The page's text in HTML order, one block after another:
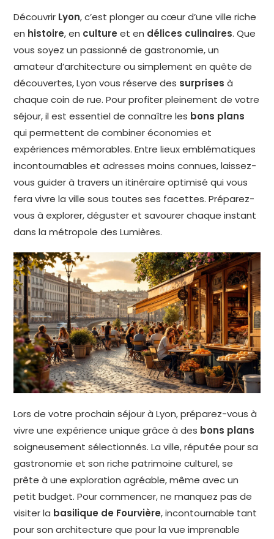
Découvrir Lyon, c’est plonger au cœur d’une ville riche
en histoire, en culture et en délices culinaires. Que
vous soyez un passionné de gastronomie, un
amateur d’architecture ou simplement en quête de
découvertes, Lyon vous réserve des surprises à
chaque coin de rue. Pour profiter pleinement de votre
séjour, il est essentiel de connaître les bons plans
qui permettent de combiner économies et
expériences mémorables. Entre lieux emblématiques
incontournables et adresses moins connues, laissez-
vous guider à travers un itinéraire optimisé qui vous
fera vivre la ville sous toutes ses facettes. Préparez-
vous à explorer, déguster et savourer chaque instant
dans la métropole des Lumières.
Lors de votre prochain séjour à Lyon, préparez-vous à
vivre une expérience unique grâce à des bons plans
soigneusement sélectionnés. La ville, réputée pour sa
gastronomie et son riche patrimoine culturel, se
prête à une exploration agréable, même avec un
petit budget. Pour commencer, ne manquez pas de
visiter la basilique de Fourvière, incontournable tant
pour son architecture que pour la vue imprenable